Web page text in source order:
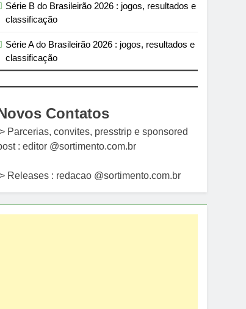
Série B do Brasileirão 2026 : jogos, resultados e
classificação
Série A do Brasileirão 2026 : jogos, resultados e
classificação
Contatos
Parcerias, convites, presstrip e sponsored
: editor @sortimento.com.br
Releases : redacao @sortimento.com.br